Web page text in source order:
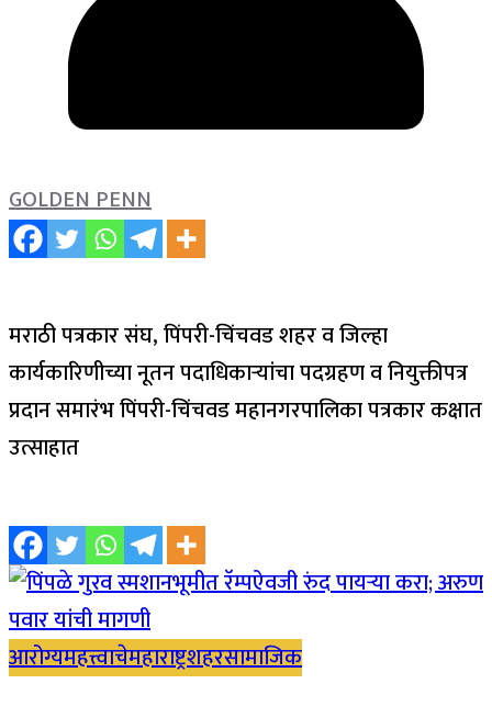
GOLDEN PENN
मराठी पत्रकार संघ, पिंपरी-चिंचवड शहर व जिल्हा
कार्यकारिणीच्या नूतन पदाधिकाऱ्यांचा पदग्रहण व नियुक्तीपत्र
प्रदान समारंभ पिंपरी-चिंचवड महानगरपालिका पत्रकार कक्षात
उत्साहात
आरोग्यमहत्त्वाचेमहाराष्ट्रशहरसामाजिक